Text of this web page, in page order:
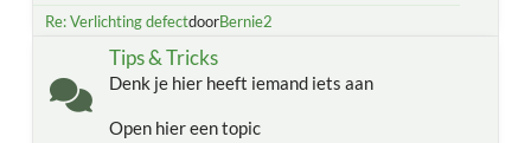
Re: Verlichting defectdoorBernie2
Tips & Tricks
Denk je hier heeft iemand iets aan
Open hier een topic